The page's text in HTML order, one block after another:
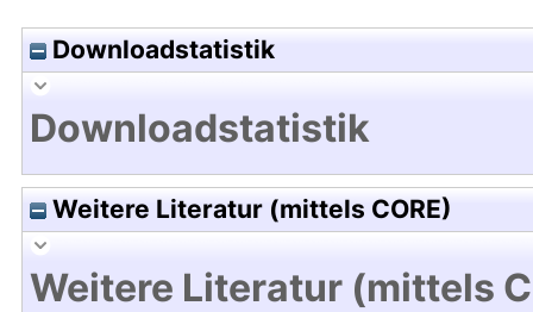
Downloadstatistik
Downloadstatistik
Weitere Literatur (mittels CORE)
Weitere Literatur (mittels